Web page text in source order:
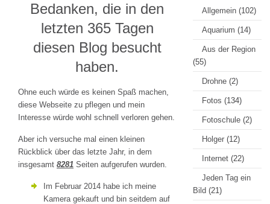
Bedanken, die in den
letzten 365 Tagen
diesen Blog besucht
haben.
Ohne euch würde es keinen Spaß machen,
diese Webseite zu pflegen und mein
Interesse würde wohl schnell verloren gehen.
Aber ich versuche mal einen kleinen
Rückblick über das letzte Jahr, in dem
insgesamt 8281 Seiten aufgerufen wurden.
Im Februar 2014 habe ich meine
Kamera gekauft und bin seitdem auf
Allgemein (102)
Aquarium (14)
Aus der Region
(55)
Drohne (2)
Fotos (134)
Fotoschule (2)
Holger (12)
Internet (22)
Jeden Tag ein
Bild (21)